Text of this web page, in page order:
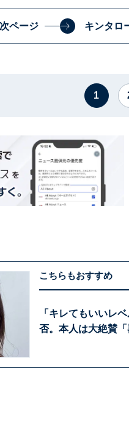
次ページ キンタロ
1
こちらもおすすめ
「キレてもいいレ
否。本人は大絶賛「